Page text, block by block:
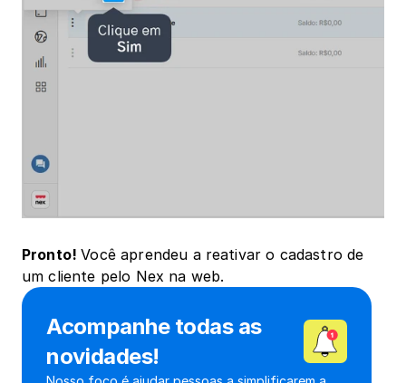
Pronto! ﻿Você aprendeu a reativar o cadastro de
um cliente pelo Nex na web.
Acompanhe todas as
novidades!